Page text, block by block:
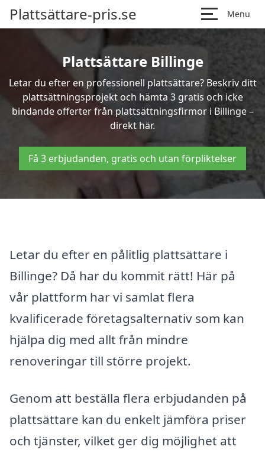
Plattsättare-pris.se Menu
Plattsättare Billinge
Letar du efter en professionell plattsättare? Beskriv ditt
plattsättningsprojekt och hämta 3 gratis och icke
bindande offerter från plattsättningsfirmor i Billinge –
direkt här.
Få 3 erbjudanden, gratis och utan förpliktelser
Letar du efter en pålitlig plattsättare i
Billinge? Då har du kommit rätt! Här på
vår plattform har vi samlat flera
kvalificerade företagsalternativ som kan
hjälpa dig med allt från mindre
renoveringar till större projekt.
Genom att beställa flera erbjudanden på
plattsättare kan du enkelt jämföra priser
och tjänster, vilket ger dig möjlighet att